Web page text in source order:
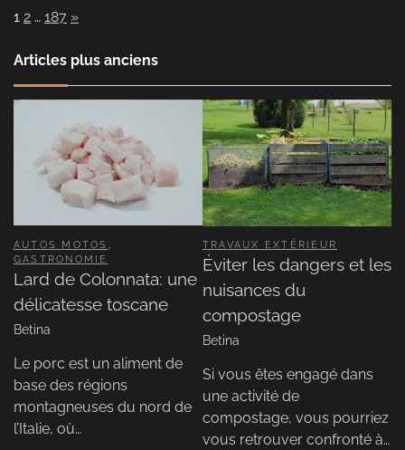
Page:
1 2 … 187 Next
»
Articles plus anciens
AUTOS MOTOS ,
GASTRONOMIE
Lard de Colonnata: une
délicatesse toscane
Betina
Le porc est un aliment de
base des régions
montagneuses du nord de
l’Italie, où…
TRAVAUX EXTÉRIEUR
Éviter les dangers et les
nuisances du
compostage
Betina
Si vous êtes engagé dans
une activité de
compostage, vous pourriez
vous retrouver confronté à…